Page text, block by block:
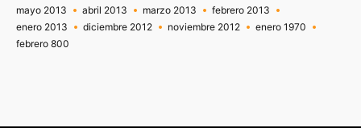
mayo 2013
abril 2013 marzo 2013
febrero 2013
enero 2013
diciembre 2012 noviembre 2012
enero 1970
febrero 800